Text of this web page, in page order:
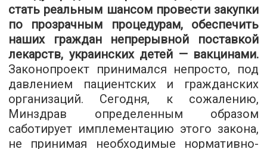
стать реальным шансом провести закупки
по прозрачным процедурам, обеспечить
наших граждан непрерывной поставкой
лекарств, украинских детей — вакцинами.
Законопроект принимался непросто, под
давлением пациентских и гражданских
организаций. Сегодня, к сожалению,
Минздрав определенным образом
саботирует имплементацию этого закона,
не принимая необходимые нормативно-